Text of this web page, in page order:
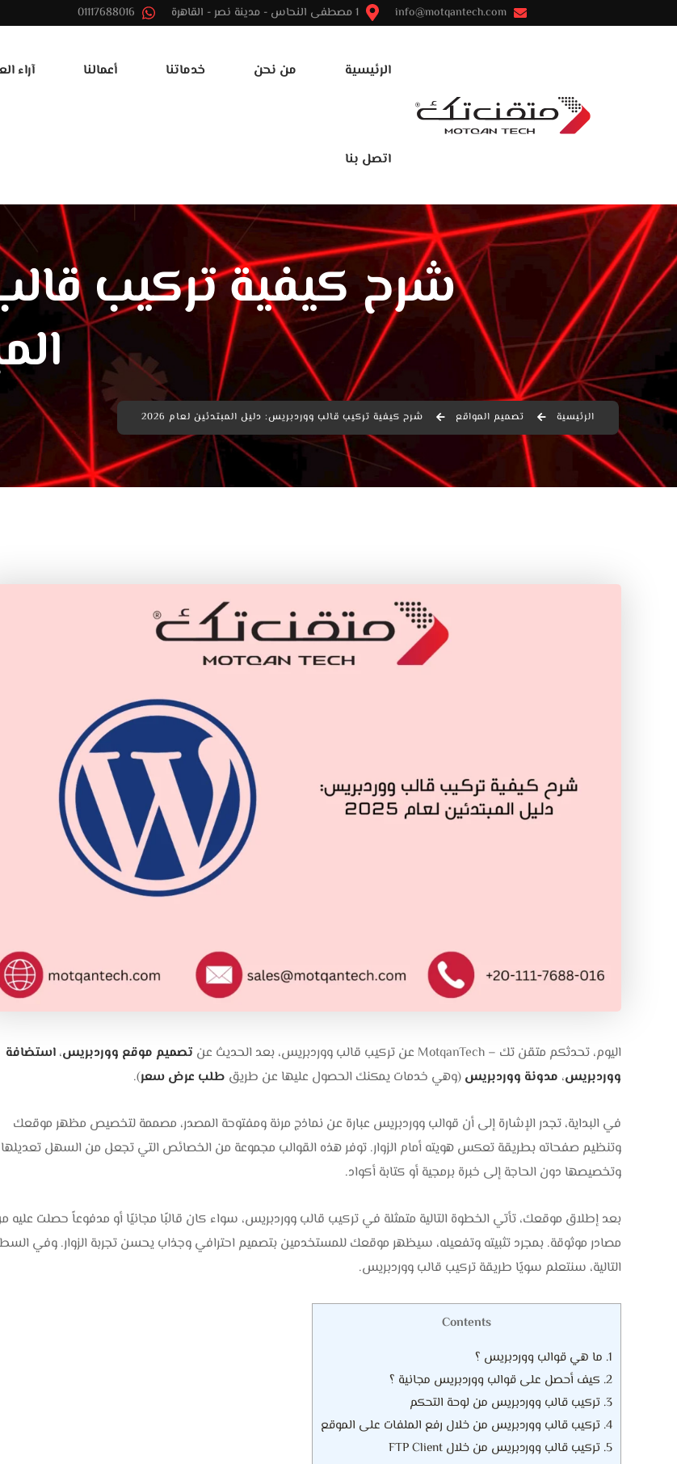
info@motqantech.com
الرئيسية من نحن خدماتنا أعمالنا آراء
اتصل بنا
شرح كيفية تركيب
الرئيسية تصميم المواقع شرح كيفية تركيب قالب ووردبريس: دليل المبتدئين لعام 2026
اليوم، تحدثكم متقن تك – MotqanTech عن تركيب قالب ووردبريس، بعد الحديث عن تصميم موقع ووردبريس، استضافة
ووردبريس، مدونة ووردبريس (وهي خدمات يمكنك الحصول عليها عن طريق طلب عرض سعر).
في البداية، تجدر الإشارة إلى أن قوالب ووردبريس عبارة عن نماذج مرنة ومفتوحة المصدر، مصممة لتخصيص مظهر موقعك
وتنظيم صفحاته بطريقة تعكس هويته أمام الزوار. توفر هذه القوالب مجموعة من الخصائص التي تجعل من السهل تعديلها
وتخصيصها دون الحاجة إلى خبرة برمجية أو كتابة أكواد.
بعد إطلاق موقعك، تأتي الخطوة التالية متمثلة في تركيب قالب ووردبريس، سواء كان قالبًا مجانيًا أو مدفوعاً حصلت عليه
مصادر موثوقة. بمجرد تثبيته وتفعيله، سيظهر موقعك للمستخدمين بتصميم احترافي وجذاب يحسن تجربة الزوار. وفي
التالية، سنتعلم سويًا طريقة تركيب قالب ووردبريس.
Contents
1. ما هي قوالب ووردبريس ؟
2. كيف أحصل على قوالب ووردبريس مجانية ؟
3. تركيب قالب ووردبريس من لوحة التحكم
4. تركيب قالب ووردبريس من خلال رفع الملفات على الموقع
5. تركيب قالب ووردبريس من خلال FTP Client